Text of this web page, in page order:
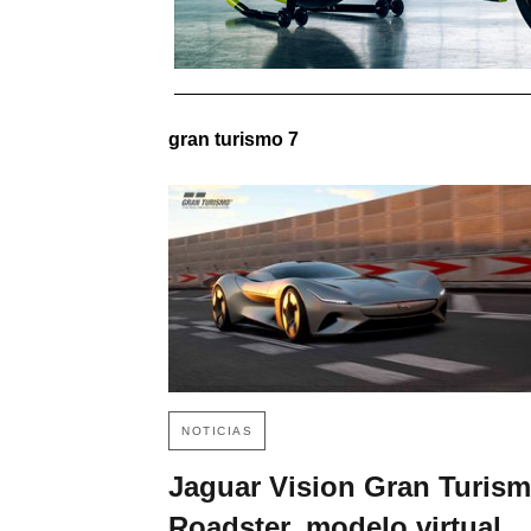
gran turismo 7
NOTICIAS
Jaguar Vision Gran